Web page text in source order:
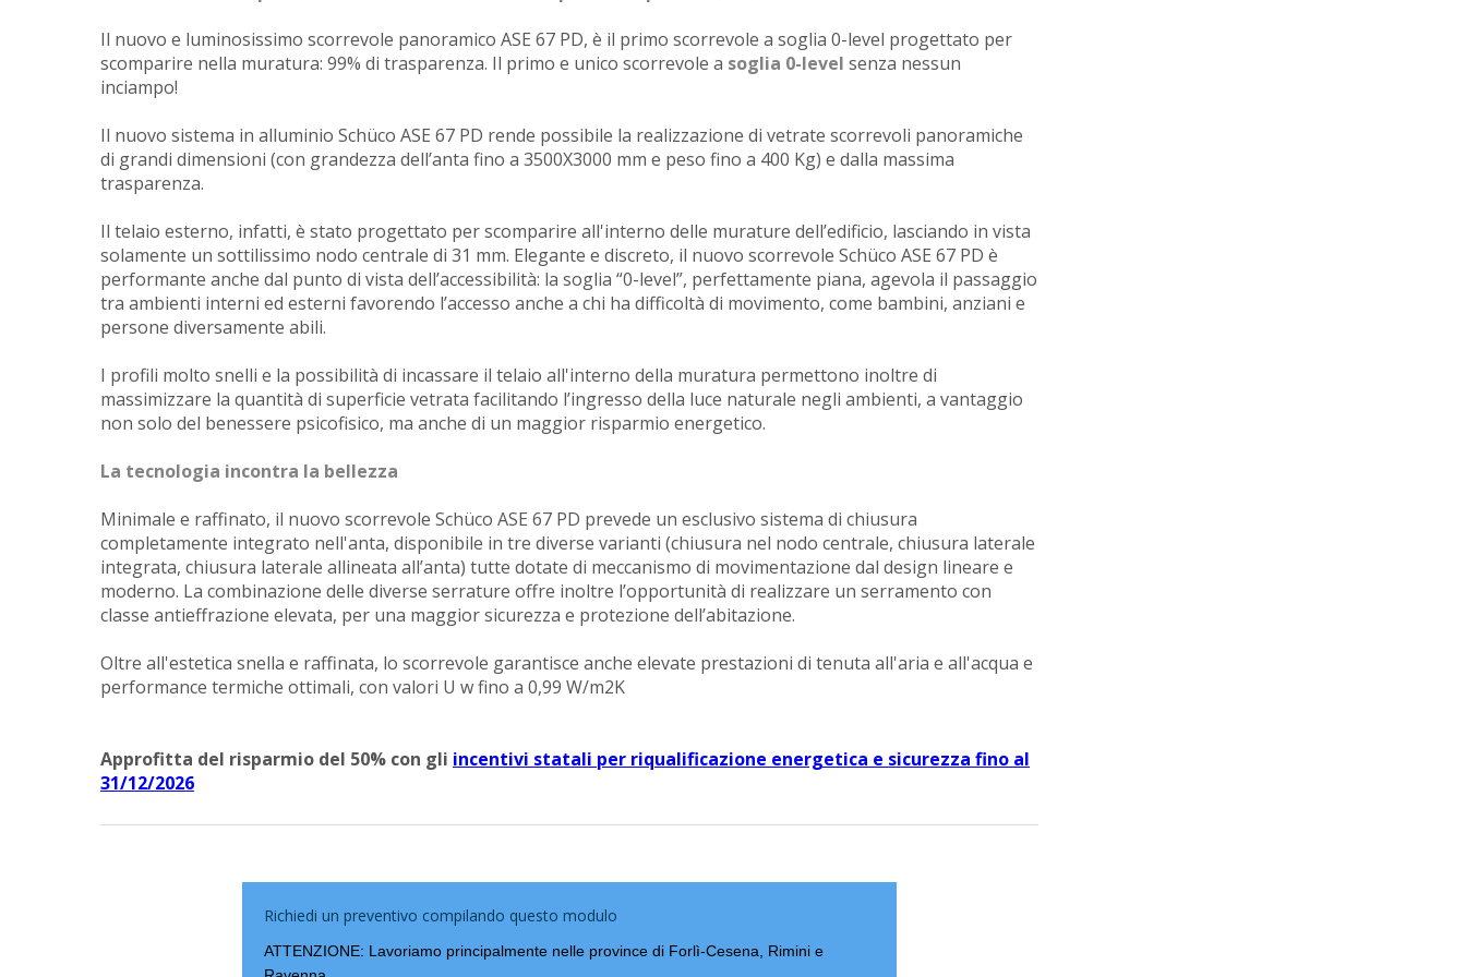
Il nuovo e luminosissimo scorrevole panoramico ASE 67 PD, è il primo scorrevole a soglia 0-level progettato per
scomparire nella muratura: 99% di trasparenza. Il primo e unico scorrevole a soglia 0-level senza nessun
inciampo!
Il nuovo sistema in alluminio Schüco ASE 67 PD rende possibile la realizzazione di vetrate scorrevoli panoramiche
di grandi dimensioni (con grandezza dell’anta fino a 3500X3000 mm e peso fino a 400 Kg) e dalla massima
trasparenza.
Il telaio esterno, infatti, è stato progettato per scomparire all'interno delle murature dell’edificio, lasciando in vista
solamente un sottilissimo nodo centrale di 31 mm. Elegante e discreto, il nuovo scorrevole Schüco ASE 67 PD è
performante anche dal punto di vista dell’accessibilità: la soglia “0-level”, perfettamente piana, agevola il passaggio
tra ambienti interni ed esterni favorendo l’accesso anche a chi ha difficoltà di movimento, come bambini, anziani e
persone diversamente abili.
I profili molto snelli e la possibilità di incassare il telaio all'interno della muratura permettono inoltre di
massimizzare la quantità di superficie vetrata facilitando l’ingresso della luce naturale negli ambienti, a vantaggio
non solo del benessere psicofisico, ma anche di un maggior risparmio energetico.
La tecnologia incontra la bellezza
Minimale e raffinato, il nuovo scorrevole Schüco ASE 67 PD prevede un esclusivo sistema di chiusura
completamente integrato nell'anta, disponibile in tre diverse varianti (chiusura nel nodo centrale, chiusura laterale
integrata, chiusura laterale allineata all’anta) tutte dotate di meccanismo di movimentazione dal design lineare e
moderno. La combinazione delle diverse serrature offre inoltre l’opportunità di realizzare un serramento con
classe antieffrazione elevata, per una maggior sicurezza e protezione dell’abitazione.
Oltre all'estetica snella e raffinata, lo scorrevole garantisce anche elevate prestazioni di tenuta all'aria e all'acqua e
performance termiche ottimali, con valori U w fino a 0,99 W/m2K
Approfitta del risparmio del 50% con gli incentivi statali per riqualificazione energetica e sicurezza fino al
31/12/2026
Richiedi un preventivo compilando questo modulo
ATTENZIONE: Lavoriamo principalmente nelle province di Forlì-Cesena, Rimini e